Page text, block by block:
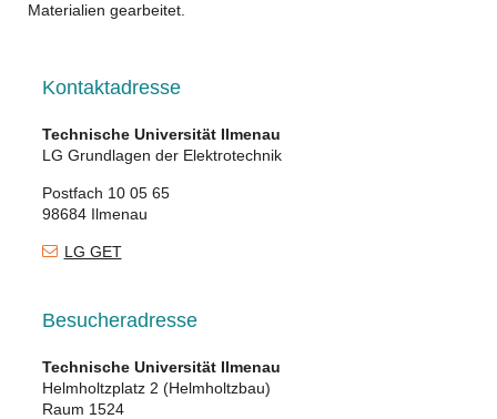
Materialien gearbeitet.
Kontaktadresse
Technische Universität Ilmenau
LG Grundlagen der Elektrotechnik
Postfach 10 05 65
98684 Ilmenau
LG GET
Besucheradresse
Technische Universität Ilmenau
Helmholtzplatz 2 (Helmholtzbau)
Raum 1524